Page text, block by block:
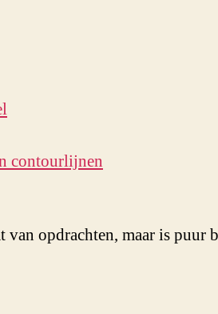
contourlijnen
opdrachten, maar is puur